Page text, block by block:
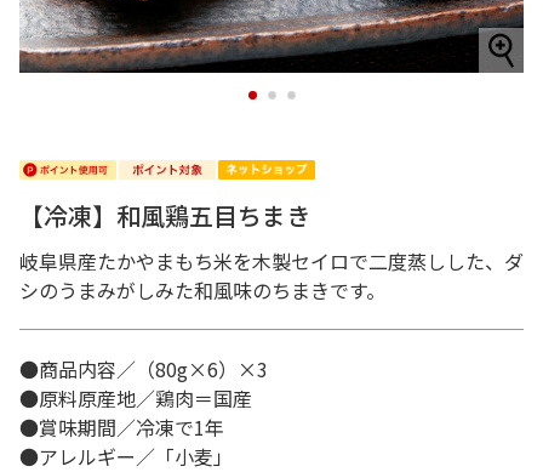
1 2 3
【冷凍】和風鶏五目ちまき
岐阜県産たかやまもち米を木製セイロで二度蒸しした、ダ
シのうまみがしみた和風味のちまきです。
●商品内容／（80g×6）×3
●原料原産地／鶏肉＝国産
●賞味期間／冷凍で1年
●アレルギー／「小麦」